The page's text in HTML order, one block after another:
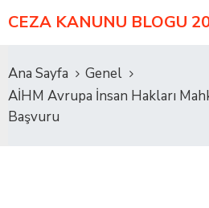
CEZA KANUNU BLOGU
Ana Sayfa
Genel
AİHM Avrupa İnsan Hakları
Başvuru